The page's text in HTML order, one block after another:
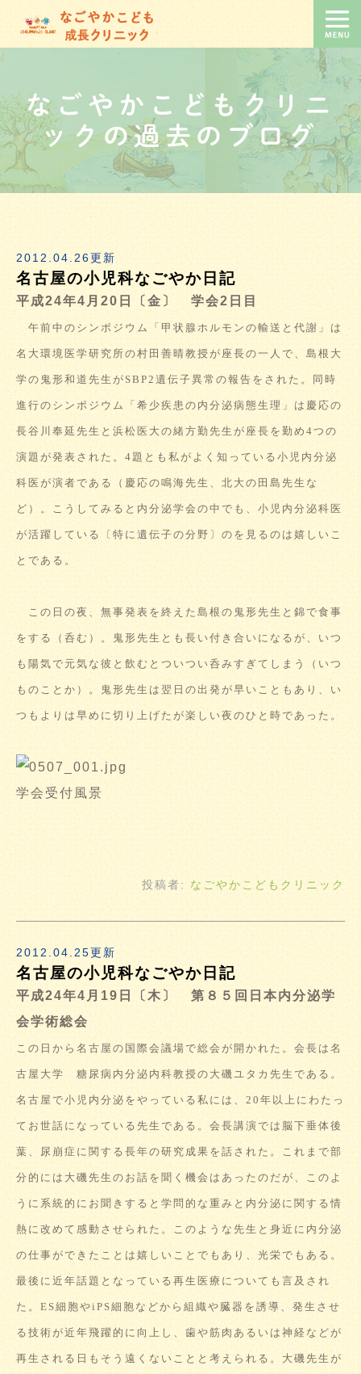
なごやかこどもクリニ
ックの過去のブログ
2012.04.26更新
名古屋の小児科なごやか日記
平成24年4月20日〔金〕 学会2日目
午前中のシンポジウム「甲状腺ホルモンの輸送と代謝」は
名大環境医学研究所の村田善晴教授が座長の一人で、島根大
学の鬼形和道先生がSBP2遺伝子異常の報告をされた。同時
進行のシンポジウム「希少疾患の内分泌病態生理」は慶応の
長谷川奉延先生と浜松医大の緒方勤先生が座長を勤め4つの
演題が発表された。4題とも私がよく知っている小児内分泌
科医が演者である（慶応の鳴海先生、北大の田島先生な
ど）。こうしてみると内分泌学会の中でも、小児内分泌科医
が活躍している〔特に遺伝子の分野〕のを見るのは嬉しいこ
とである。
この日の夜、無事発表を終えた島根の鬼形先生と錦で食事
をする（呑む）。鬼形先生とも長い付き合いになるが、いつ
も陽気で元気な彼と飲むとついつい呑みすぎてしまう（いつ
ものことか）。鬼形先生は翌日の出発が早いこともあり、い
つもよりは早めに切り上げたが楽しい夜のひと時であった。
学会受付風景
投稿者: なごやかこどもクリニック
2012.04.25更新
名古屋の小児科なごやか日記
平成24年4月19日〔木〕 第８５回日本内分泌学
会学術総会
この日から名古屋の国際会議場で総会が開かれた。会長は名
古屋大学 糖尿病内分泌内科教授の大磯ユタカ先生である。
名古屋で小児内分泌をやっている私には、20年以上にわたっ
てお世話になっている先生である。会長講演では脳下垂体後
葉、尿崩症に関する長年の研究成果を話された。これまで部
分的には大磯先生のお話を聞く機会はあったのだが、このよ
うに系統的にお聞きすると学問的な重みと内分泌に関する情
熱に改めて感動させられた。このような先生と身近に内分泌
の仕事ができたことは嬉しいことでもあり、光栄でもある。
最後に近年話題となっている再生医療についても言及され
た。ES細胞やiPS細胞などから組織や臓器を誘導、発生させ
る技術が近年飛躍的に向上し、歯や筋肉あるいは神経などが
再生される日もそう遠くないことと考えられる。大磯先生が